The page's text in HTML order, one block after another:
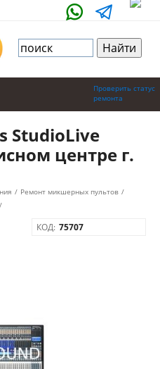
Проверить статус
ремонта
StudioLive
центре г.
/ Ремонт микшерных пультов /
/
КОД: 75707